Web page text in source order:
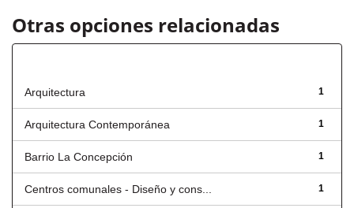
Otras opciones relacionadas
1
Arquitectura
1
Arquitectura Contemporánea
1
Barrio La Concepción
1
Centros comunales - Diseño y cons...